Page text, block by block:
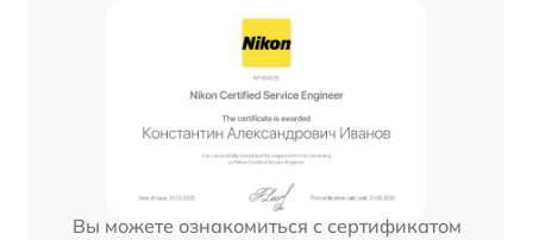
Вы можете ознакомиться с сертификатом